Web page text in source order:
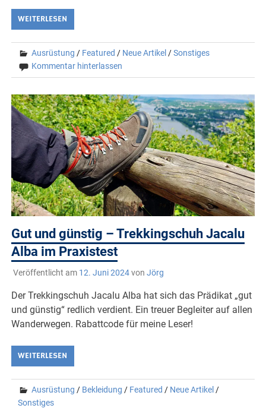
WEITERLESEN
Ausrüstung / Featured / Neue Artikel /Sonstiges
Kommentar hinterlassen
Gut und günstig – Trekkingschuh Jacalu
Alba im Praxistest
Veröffentlicht am 12. Juni 2024von Jörg
Der Trekkingschuh Jacalu Alba hat sich das Prädikat „gut
und günstig“ redlich verdient. Ein treuer Begleiter auf allen
Wanderwegen. Rabattcode für meine Leser!
WEITERLESEN
Ausrüstung / Bekleidung / Featured / Neue Artikel /
Sonstiges